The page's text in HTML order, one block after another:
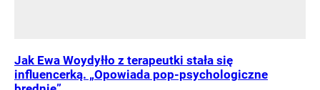
Jak Ewa Woydyłło z terapeutki stała się
influencerką. „Opowiada pop-psychologiczne